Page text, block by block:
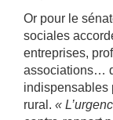
Or pour le
sociales
entreprises,
associations…
indispensables
rural. «